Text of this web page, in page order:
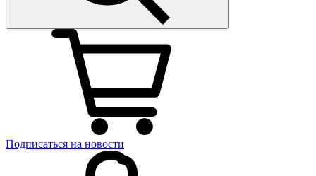
Подписаться на новости